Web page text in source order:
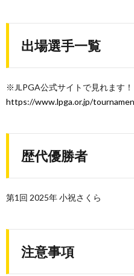
出場選手一覧
※JLPGA公式サイトで見れます！
https://www.lpga.or.jp/
歴代優勝者
第1回 2025年 小祝さくら
注意事項